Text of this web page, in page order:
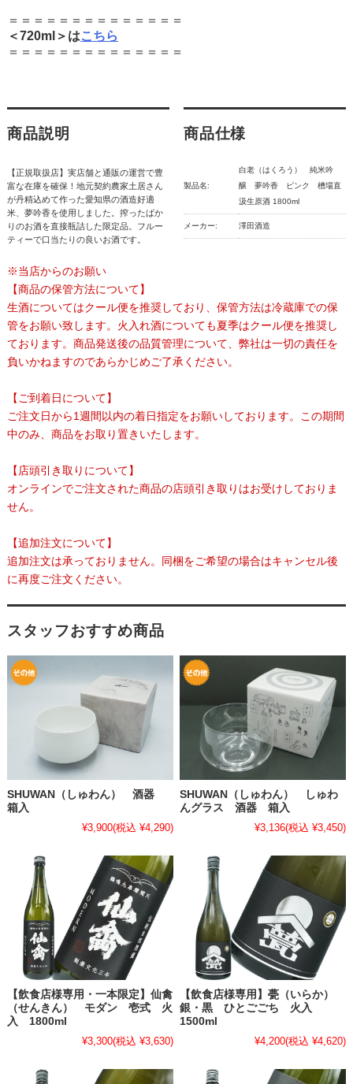
＝＝＝＝＝＝＝＝＝＝＝＝＝＝
＜720ml＞はこちら
＝＝＝＝＝＝＝＝＝＝＝＝＝＝
商品説明
【正規取扱店】実店舗と通販の運営で豊
富な在庫を確保！地元契約農家土居さん
が丹精込めて作った愛知県の酒造好適
米、夢吟香を使用しました。搾ったばか
りのお酒を直接瓶詰した限定品。フルー
ティーで口当たりの良いお酒です。
商品仕様
製品名:
白老（はくろう） 純米吟
醸 夢吟香 ピンク 槽場直
汲生原酒 1800ml
メーカー: 澤田酒造
※当店からのお願い
【商品の保管方法について】
生酒についてはクール便を推奨しており、保管方法は冷蔵庫での保
管をお願い致します。火入れ酒についても夏季はクール便を推奨し
ております。商品発送後の品質管理について、弊社は一切の責任を
負いかねますのであらかじめご了承ください。
【ご到着日について】
ご注文日から1週間以内の着日指定をお願いしております。この期間
中のみ、商品をお取り置きいたします。
【店頭引き取りについて】
オンラインでご注文された商品の店頭引き取りはお受けしておりま
せん。
【追加注文について】
追加注文は承っておりません。同梱をご希望の場合はキャンセル後
に再度ご注文ください。
スタッフおすすめ商品
SHUWAN（しゅわん） 酒器
箱入
¥3,900(税込 ¥4,290)
SHUWAN（しゅわん） しゅわ
んグラス 酒器 箱入
¥3,136(税込 ¥3,450)
【飲食店様専用・一本限定】仙禽
（せんきん） モダン 壱式 火
入 1800ml
¥3,300(税込 ¥3,630)
【飲食店様専用】甍（いらか）
銀・黒 ひとごごち 火入
1500ml
¥4,200(税込 ¥4,620)